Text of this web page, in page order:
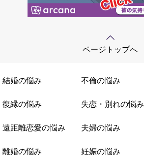
ページトップへ
結婚の悩み 不倫の悩み
復縁の悩み 失恋・別れの悩み
遠距離恋愛の悩み 夫婦の悩み
離婚の悩み 妊娠の悩み